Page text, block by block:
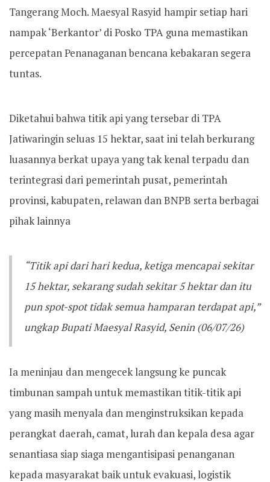
Tangerang Moch. Maesyal Rasyid hampir setiap hari
nampak ‘Berkantor’ di Posko TPA guna memastikan
percepatan Penanaganan bencana kebakaran segera
tuntas.
Diketahui bahwa titik api yang tersebar di TPA
Jatiwaringin seluas 15 hektar, saat ini telah berkurang
luasannya berkat upaya yang tak kenal terpadu dan
terintegrasi dari pemerintah pusat, pemerintah
provinsi, kabupaten, relawan dan BNPB serta berbagai
pihak lainnya
“Titik api dari hari kedua, ketiga mencapai sekitar
15 hektar, sekarang sudah sekitar 5 hektar dan itu
pun spot-spot tidak semua hamparan terdapat api,”
ungkap Bupati Maesyal Rasyid, Senin (06/07/26)
Ia meninjau dan mengecek langsung ke puncak
timbunan sampah untuk memastikan titik-titik api
yang masih menyala dan menginstruksikan kepada
perangkat daerah, camat, lurah dan kepala desa agar
senantiasa siap siaga mengantisipasi penanganan
kepada masyarakat baik untuk evakuasi, logistik